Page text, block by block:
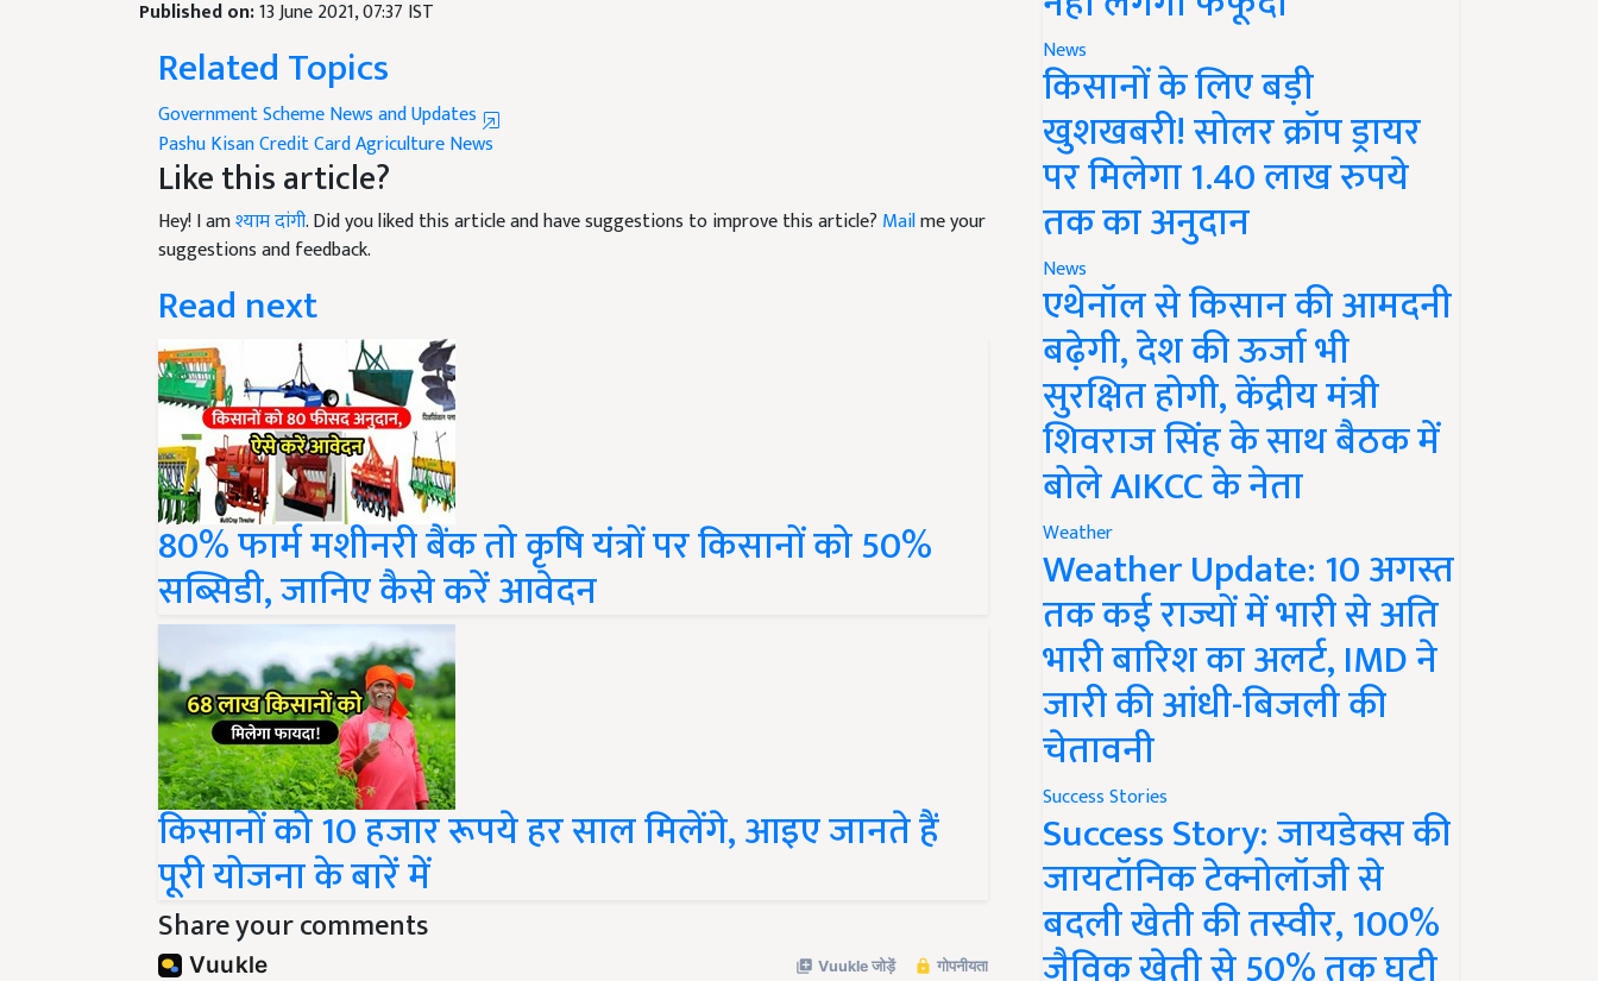
Related Topics
Government Scheme News and Updates
Pashu Kisan Credit CardAgriculture News
Like this article?
Hey! I amश्याम दांगी . Did you liked this article and have suggestions to improve this article?
suggestions and feedback.
Read next
80% फार्म मशीनरी बैंक तो कृषि यंत्रों पर किसानों को 50%
सब्सिडी, जानिए कैसे करें आवेदन
किसानों को 10 हजार रूपये हर साल मिलेंगे, आइए जानते हैं
पूरी योजना के बारें में
Share your comments
News
किसानों के लिए बड़ी
खुशखबरी! सोलर क्रॉप ड्रायर
पर मिलेगा 1.40 लाख रुपये
तक का अनुदान
News
एथेनॉल से किसान की आमदनी
बढ़ेगी, देश की ऊर्जा भी
सुरक्षित होगी, केंद्रीय मंत्री
शिवराज सिंह के साथ बैठक में
बोले AIKCC के नेता
Weather
Weather Update: 10 अगस्त
तक कई राज्यों में भारी से अति
भारी बारिश का अलर्ट, IMD ने
जारी की आंधी-बिजली की
चेतावनी
Success Stories
Success Story: जायडेक्स की
जायटॉनिक टेक्नोलॉजी से
बदली खेती की तस्वीर, 100%